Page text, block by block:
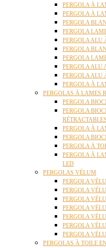
PERGOLA À
PERGOLA À
PERGOLA
PERGOLA
PERGOLA ALU
PERGOLA
PERGOLA
PERGOLA ALU
PERGOLA ALU
PERGOLA À
PERGOLAS À LAMES
PERGOLA
PERGOLA
RÉTRACTABLES
PERGOLA À
PERGOLA
PERGOLA À
PERGOLA À
LED
PERGOLAS VÉLUM
PERGOLA
PERGOLA
PERGOLA
PERGOLA
PERGOLA
PERGOLA
PERGOLA
PERGOLAS À TOILE